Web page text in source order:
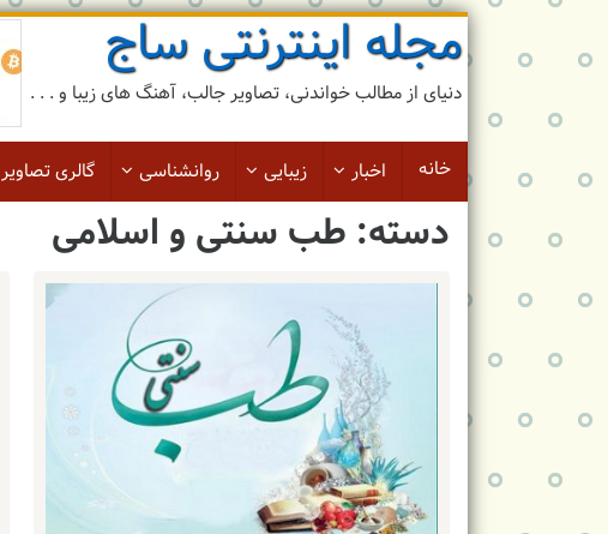
رد
کردن
رفتن
مطلب
مجله اینترنتی ساج
دنیای از مطالب خواندنی، تصاویر جالب، آهنگ های زیبا و . . .
خانه اخبار زیبایی روانشناسی گالری تصاویر
دسته: طب سنتی و اسلامی